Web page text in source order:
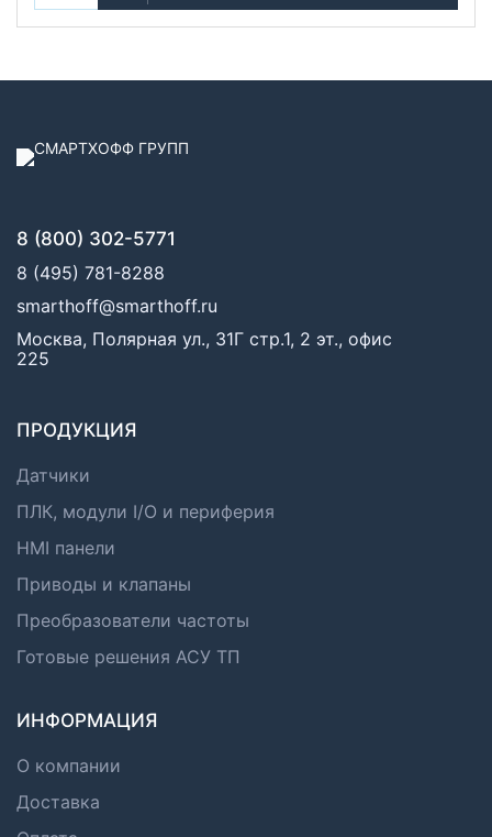
8 (800) 302-5771
8 (495) 781-8288
smarthoff@smarthoff.ru
Москва, Полярная ул., 31Г стр.1, 2 эт., офис
225
ПРОДУКЦИЯ
Датчики
ПЛК, модули I/O и периферия
HMI панели
Приводы и клапаны
Преобразователи частоты
Готовые решения АСУ ТП
ИНФОРМАЦИЯ
О компании
Доставка